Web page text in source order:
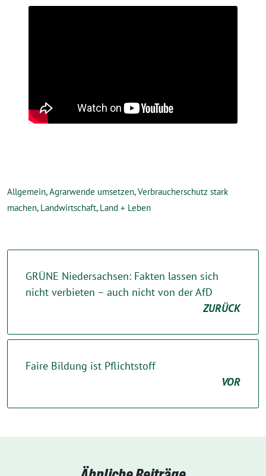
Allgemein,Agrarwende umsetzen, Verbraucherschutz stark
machen, Landwirtschaft, Land + Leben
GRÜNE Niedersachsen: Fakten lassen sich
nicht verbieten – auch nicht von der AfD
ZURÜCK
Faire Bildung ist Pflichtstoff
VOR